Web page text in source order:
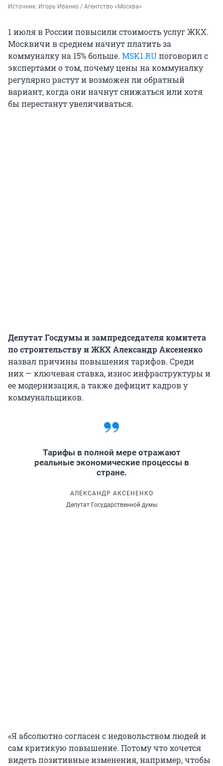
Источник: Игорь Иванко / Агентство «Москва»
1 июля в России повысили стоимость услуг ЖКХ.
Москвичи в среднем начнут платить за
коммуналку на 15% больше. MSK1.RUпоговорил с
экспертами о том, почему цены на коммуналку
регулярно растут и возможен ли обратный
вариант, когда они начнут снижаться или хотя
бы перестанут увеличиваться.
Депутат Госдумы и зампредседателя комитета
по строительству и ЖКХ Александр Аксененко
назвал причины повышения тарифов. Среди
них — ключевая ставка, износ инфраструктуры и
ее модернизация, а также дефицит кадров у
коммунальщиков.
Тарифы в полной мере отражают
реальные экономические процессы в
стране.
АЛЕКСАНДР АКСЕНЕНКО
Депутат Государственной думы
«Я абсолютно согласен с недовольством людей и
сам критикую повышение. Потому что хочется
видеть позитивные изменения, например, чтобы